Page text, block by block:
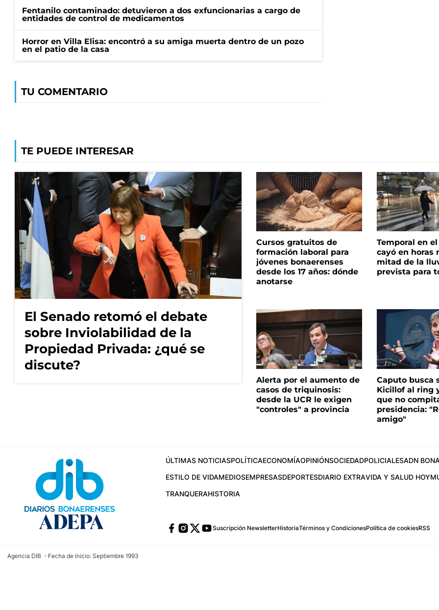
Fentanilo contaminado: detuvieron a dos exfuncionarias a cargo de
entidades de control de medicamentos
Horror en Villa Elisa: encontró a su amiga muerta dentro de un pozo
en el patio de la casa
TU COMENTARIO
TE PUEDE INTERESAR
El Senado retomó el debate
sobre Inviolabilidad de la
Propiedad Privada: ¿qué se
discute?
Cursos gratuitos de
formación laboral para
jóvenes bonaerenses
desde los 17 años: dónde
anotarse
Temporal en el
cayó en horas
mitad de la
prevista para
Alerta por el aumento de
casos de triquinosis:
desde la UCR le exigen
"controles" a provincia
Caputo busca
Kicillof al ring
que no
presidencia:
amigo"
ÚLTIMAS NOTICIASPOLÍTICAECONOMÍAOPINIÓNSOCIEDADPOLICIALESADN
ESTILO DE VIDAMEDIOSEMPRESASDEPORTESDIARIO EXTRAVIDA Y SALUD HOY
TRANQUERAHISTORIA
Suscripción NewsletterHistoriaTérminos y CondicionesPolítica de cookiesRSS
Agencia DIB - Fecha de Inicio: Septiembre 1993